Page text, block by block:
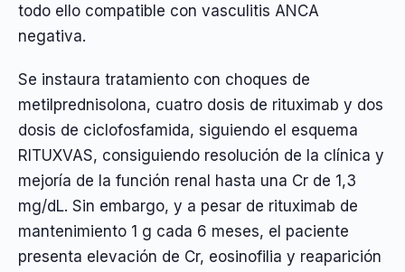
todo ello compatible con vasculitis ANCA
negativa.
Se instaura tratamiento con choques de
metilprednisolona, cuatro dosis de rituximab y dos
dosis de ciclofosfamida, siguiendo el esquema
RITUXVAS, consiguiendo resolución de la clínica y
mejoría de la función renal hasta una Cr de 1,3
mg/dL. Sin embargo, y a pesar de rituximab de
mantenimiento 1 g cada 6 meses, el paciente
presenta elevación de Cr, eosinofilia y reaparición